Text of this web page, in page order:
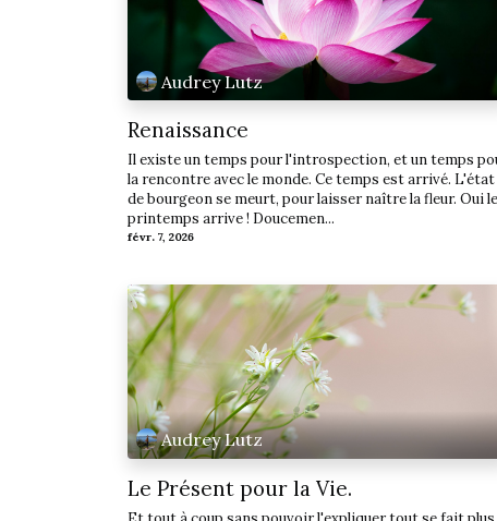
Audrey Lutz
Renaissance
Il existe un temps pour l'introspection, et un temps
la rencontre avec le monde. Ce temps est arrivé. L'état
de bourgeon se meurt, pour laisser naître la fleur. Oui le
printemps arrive ! Doucemen...
févr. 7, 2026
Audrey Lutz
Le Présent pour la Vie.